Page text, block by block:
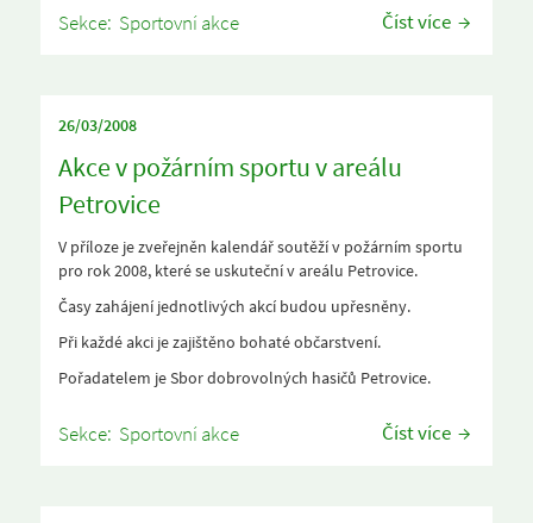
Sekce: Sportovní akce Číst více
26/03/2008
Akce v požárním sportu v areálu
Petrovice
V příloze je zveřejněn kalendář soutěží v požárním sportu
pro rok 2008, které se uskuteční v areálu Petrovice.
Časy zahájení jednotlivých akcí budou upřesněny.
Při každé akci je zajištěno bohaté občarstvení.
Pořadatelem je Sbor dobrovolných hasičů Petrovice.
Sekce: Sportovní akce Číst více